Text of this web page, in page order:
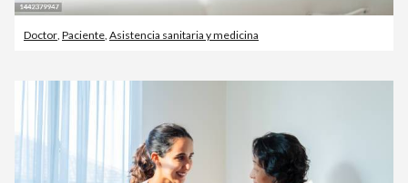
Doctor, Paciente, Asistencia sanitaria y medicina